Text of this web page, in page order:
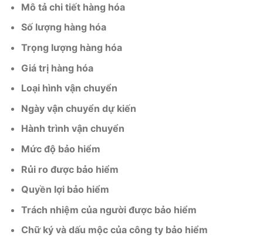
Mô tả chi tiết hàng hóa
Số lượng hàng hóa
Trọng lượng hàng hóa
Giá trị hàng hóa
Loại hình vận chuyển
Ngày vận chuyển dự kiến
Hành trình vận chuyển
Mức độ bảo hiểm
Rủi ro được bảo hiểm
Quyền lợi bảo hiểm
Trách nhiệm của người được bảo hiểm
Chữ ký và dấu mộc của công ty bảo hiểm